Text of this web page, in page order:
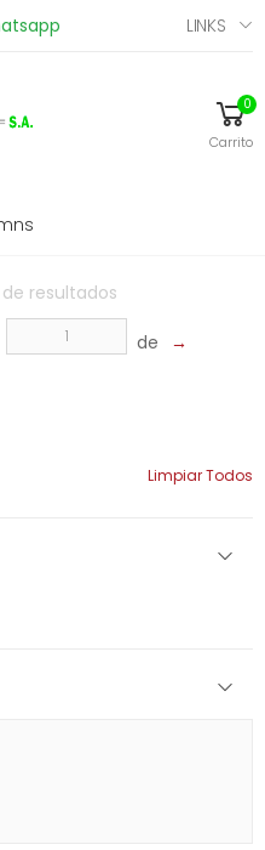
LINKS
0
Carrito
de resultados
de →
Limpiar Todos